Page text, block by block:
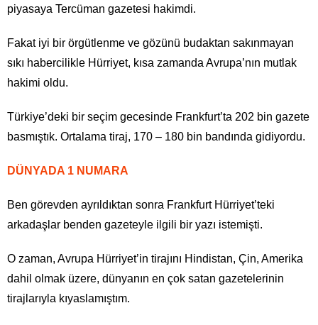
piyasaya Tercüman gazetesi hakimdi.
Fakat iyi bir örgütlenme ve gözünü budaktan sakınmayan
sıkı habercilikle Hürriyet, kısa zamanda Avrupa’nın mutlak
hakimi oldu.
Türkiye’deki bir seçim gecesinde Frankfurt’ta 202 bin gazete
basmıştık. Ortalama tiraj, 170 – 180 bin bandında gidiyordu.
DÜNYADA 1 NUMARA
Ben görevden ayrıldıktan sonra Frankfurt Hürriyet’teki
arkadaşlar benden gazeteyle ilgili bir yazı istemişti.
O zaman, Avrupa Hürriyet’in tirajını Hindistan, Çin, Amerika
dahil olmak üzere, dünyanın en çok satan gazetelerinin
tirajlarıyla kıyaslamıştım.